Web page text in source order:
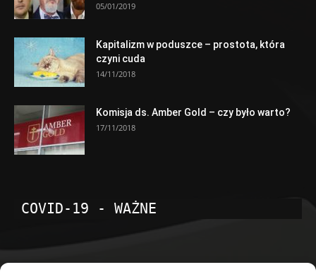
05/01/2019
Kapitalizm w poduszce – prostota, która
czyni cuda
14/11/2018
Komisja ds. Amber Gold – czy było warto?
17/11/2018
COVID-19 - WAŻNE